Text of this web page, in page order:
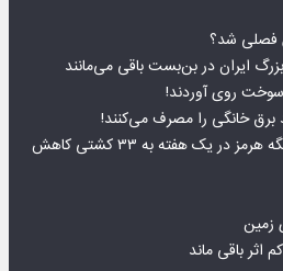
فصلی شد؟
ایران در بن‌بست باقی می‌مانند
سوخت روی آوردند!
ترافیک کشتیرانی از طریق تنگه هرمز در یک هفته به ۳۳ کشتی کاهش
زمین
اثر باقی ماند